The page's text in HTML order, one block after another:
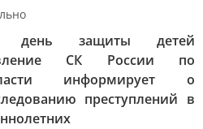
день защиты детей
СК России по
информирует о
преступлений в